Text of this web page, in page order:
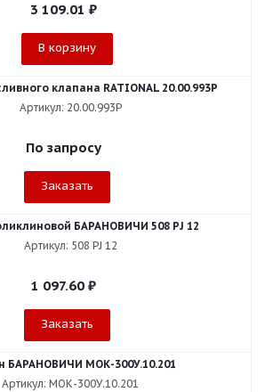
3 109.01 ₽
В корзину
клапана RATIONAL 20.00.993P
Артикул: 20.00.993P
По запросу
Заказать
БАРАНОВИЧИ 508 PJ 12
Артикул: 508 PJ 12
1 097.60 ₽
Заказать
БАРАНОВИЧИ МОК-300У.10.201
Артикул: МОК-300У.10.201